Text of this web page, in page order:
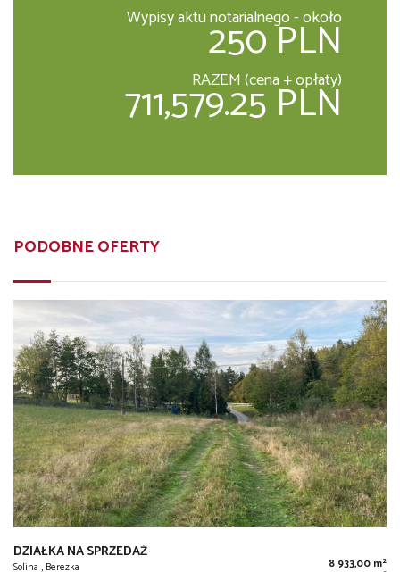
Wypisy aktu notarialnego - około
250 PLN
RAZEM (cena + opłaty)
711,579.25 PLN
PODOBNE OFERTY
DZIAŁKA NA SPRZEDAŻ
Solina , Berezka 8 933,00 m2